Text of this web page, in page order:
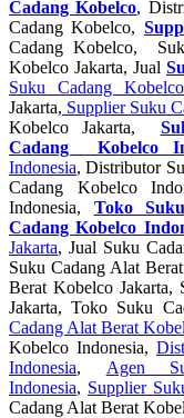
Cadang Kobelco,
Cadang Kobelco,
Cadang Kobelco,
Kobelco Jakarta, Jual
Suku Cadang
Jakarta, Supplier Suku
Kobelco Jakarta,
Cadang Kobelco
Indonesia, Distributor
Cadang Kobelco
Indonesia, Toko
Cadang Kobelco
Jakarta, Jual Suku
Suku Cadang Alat
Berat Kobelco Jakarta,
Jakarta, Toko Suku
Cadang Alat Berat
Kobelco Indonesia,
Indonesia, Agen
Indonesia, Supplier
Cadang Alat Berat